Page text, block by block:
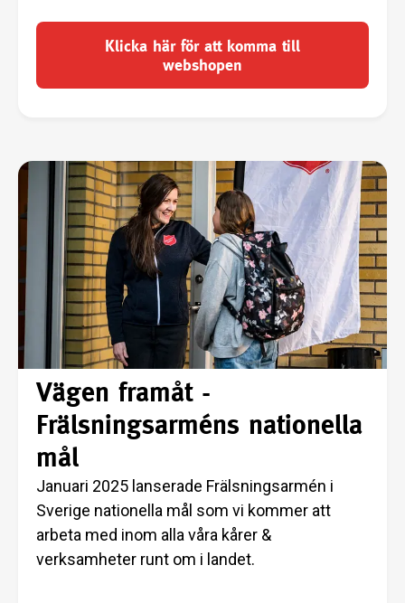
Klicka här för att komma till
webshopen
Vägen framåt -
Frälsningsarméns nationella
mål
Januari 2025 lanserade Frälsningsarmén i
Sverige nationella mål som vi kommer att
arbeta med inom alla våra kårer &
verksamheter runt om i landet.